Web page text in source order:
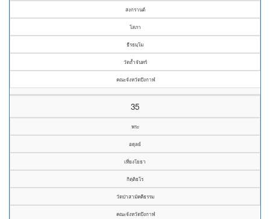
สงกรานต์
โสภา
ธีรธมฺโม
วัดถ้ำจันทร์
คณะจังหวัดบึงกาฬ
35
พระ
อดุลย์
เที่ยงโยธา
กิตฺติธโร
วัดป่าสามัคคีธรรม
คณะจังหวัดบึงกาฬ